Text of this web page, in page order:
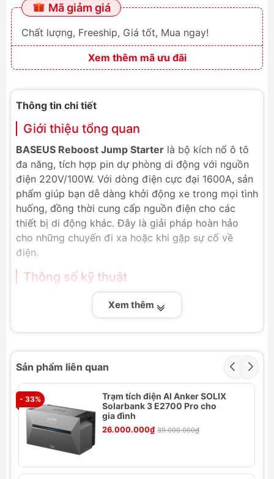
Mã giảm giá
Chất lượng, Freeship, Giá tốt, Mua ngay!
Xem thêm mã ưu đãi
Thông tin chi tiết
Giới thiệu tổng quan
BASEUS Reboost Jump Starter là bộ kích nổ ô tô
đa năng, tích hợp pin dự phòng di động với nguồn
điện 220V/100W. Với dòng điện cực đại 1600A, sản
phẩm giúp bạn dễ dàng khởi động xe trong mọi tình
huống, đồng thời cung cấp nguồn điện cho các
thiết bị di động khác. Đây là giải pháp hoàn hảo
cho những chuyến đi xa hoặc khi gặp sự cố về
điện.
Thông số kỹ thuật
Thương hiệu: Baseus
Mã sản phẩm: LV870-DG
220V/100W
Điện áp đầu vào: 5V/3A; 9V/3A; 12V/3A;
15V/3A; 20V/3A Max.
Dung lượng: 59.2Wh/4000mAh/14.8V
DC Output: 12-16.8V—8A Max.
AC Output: 220V/100W/50Hz
Tổng Type-C +USB+DC +AC output:
100WMax.
Xem thêm
Sản phẩm liên quan
- 33%
Trạm tích điện AI Anker SOLIX
Solarbank 3 E2700 Pro cho
gia đình
26.000.000₫ 39.000.000₫